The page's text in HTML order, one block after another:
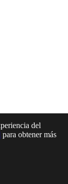
del
para obtener más